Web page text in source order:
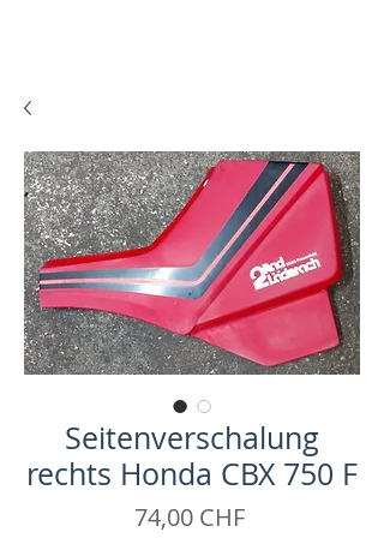
Seitenverschalung
rechts Honda CBX 750 F
74,00 CHFPrix